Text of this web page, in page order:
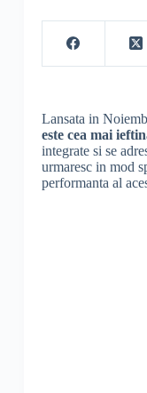
Lansata in
este cea mai
integrate si se
urmaresc in mod
performanta al